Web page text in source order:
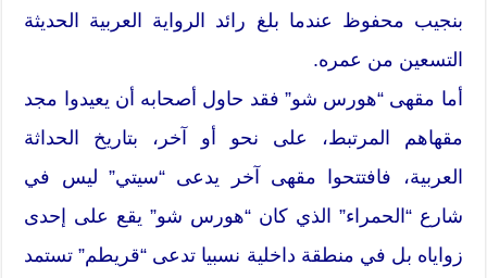
بنجيب محفوظ عندما بلغ رائد الرواية العربية الحديثة
التسعين من عمره.
أما مقهى “هورس شو” فقد حاول أصحابه أن يعيدوا مجد
مقهاهم المرتبط، على نحو أو آخر، بتاريخ الحداثة
العربية، فافتتحوا مقهى آخر يدعى “سيتي” ليس في
شارع “الحمراء” الذي كان “هورس شو” يقع على إحدى
زواياه بل في منطقة داخلية نسبيا تدعى “قريطم” تستمد